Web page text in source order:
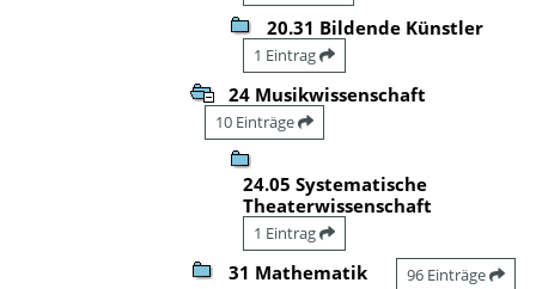
20.31 Bildende Künstler
1 Eintrag
24 Musikwissenschaft
10 Einträge
24.05 Systematische
Theaterwissenschaft
1 Eintrag
31 Mathematik 96 Einträge